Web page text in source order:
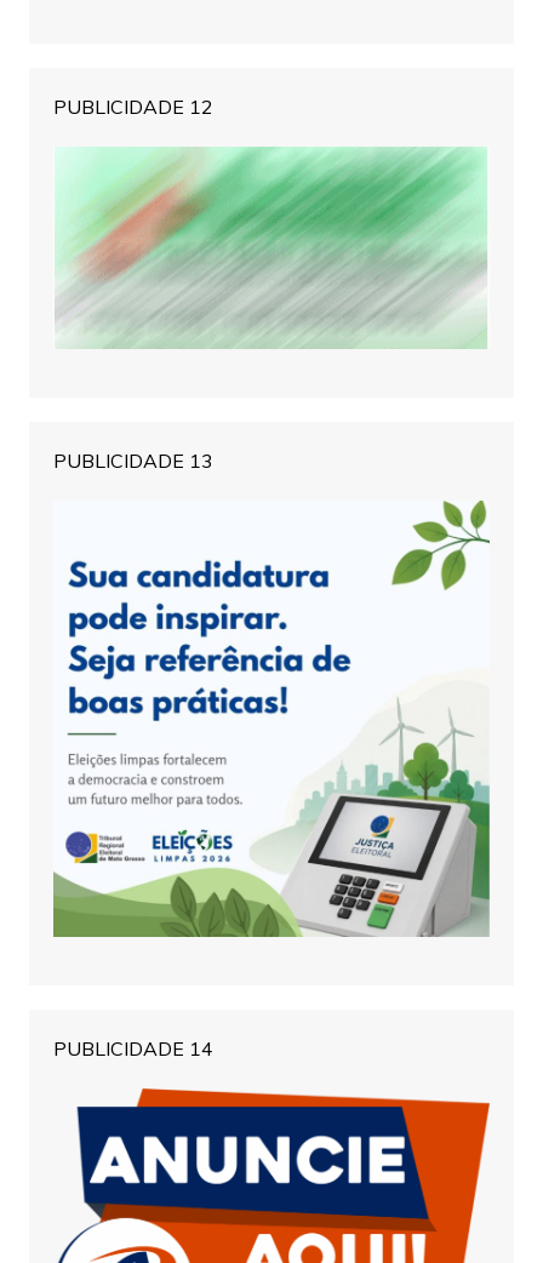
PUBLICIDADE 12
PUBLICIDADE 13
PUBLICIDADE 14